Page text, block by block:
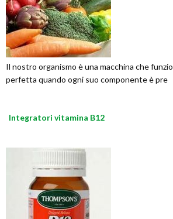
Il nostro organismo è una macchina che
perfetta quando ogni suo componente è pre
Integratori vitamina B12